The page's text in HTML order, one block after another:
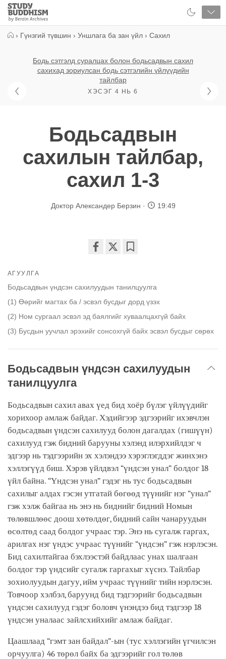
Close
Study
Buddhism
› Гүнзгий түвшин › Уншлага ба зан үйл › Сахил
Бодь сэтгэлд суралцах болон бодьсадвын сахил
сахихад зориулсан бодь сэтгэлийн үйлүүдийн
тайлбар
ХЭСЭГ 4 НЬ 6
Бодьсадвын
сахилын тайлбар,
сахил 1-3
Доктор Александер Берзин 19:49
АГУУЛГА
Бодьсадвын үндсэн сахилуудын танилцуулга
(1) Өөрийг магтах ба / эсвэл бусдыг дорд үзэх
(2) Ном сургаал эсвэл эд баялгийг хуваалцахгүй байх
(3) Бусдын уучлал эрэхийг сонсохгүй байх эсвэл бусдыг сөрөх
Бодьсадвын үндсэн сахилуудын
танилцуулга
Бодьсадвын сахил авах үед бид хоёр бүлэг үйлүүдийг
хорихоор амлаж байдаг. Хэдийгээр эдгээрийг ихэвчлэн
бодьсадвын үндсэн сахилууд болон дагалдах (гишүүн)
сахилууд гэж бидний барууны хэлэнд илэрхийлдэг ч
эдгээр нь тэдгээрийн эх хэлэндээ хэрэглэгддэг жинхэнэ
хэллэгүүд биш. Хэрэв үйлдвэл “үндсэн унал” болдог 18
үйл байна. “Үндсэн унал” гэдэг нь тус бодьсадвын
сахилыг алдах гэсэн утгатай бөгөөд түүнийг нэг “унал”
гэж хэлж байгаа нь энэ нь биднийг бидний Номын
төлөвшлөөс доош хөтөлдөг, бидний сайн чанаруудын
өсөлтөд саад болдог учраас тэр. Энэ нь сугалж гаргах,
арилгах нэг үндэс учраас түүнийг “үндсэн” гэж нэрлэсэн.
Бид сахилтайгаа бэхлээстэй байдлаас унах шалгаан
болдог тэр үндсийг сугалж гаргахыг хүснэ. Тайлбар
зохиолуудын дагуу, ийм учраас түүнийг тийн нэрлэсэн.
Товчоор хэлбэл, баруунд бид тэдгээрийг бодьсадвын
үндсэн сахилууд гэдэг боловч үнэндээ бид тэдгээр 18
үндсэн уналаас зайлсхийхийг амлаж байдаг.
Цаашлаад “гэмт зан байдал”-ын (тус хэллэгийн үгчилсэн
орчуулга) 46 төрөл байх ба эдгээрийг гол төлөв